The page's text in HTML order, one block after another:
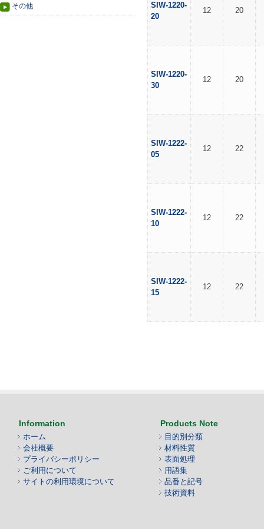
その他
SIW-1220-
20
12 20
SIW-1220-
30
12 20
SIW-1222-
05
12 22
SIW-1222-
10
12 22
SIW-1222-
15
12 22
Information
ホーム
会社概要
プライバシーポリシー
ご利用について
サイトの利用環境について
Products Note
目的別分類
材料性質
表面処理
用語集
品番と記号
技術資料